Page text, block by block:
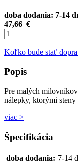
doba dodania: 7-14
47,66 €
Koľko bude stať
Popis
Pre malých
nálepky, ktorými steny
viac >
Špecifikácia
doba dodania: 7-14